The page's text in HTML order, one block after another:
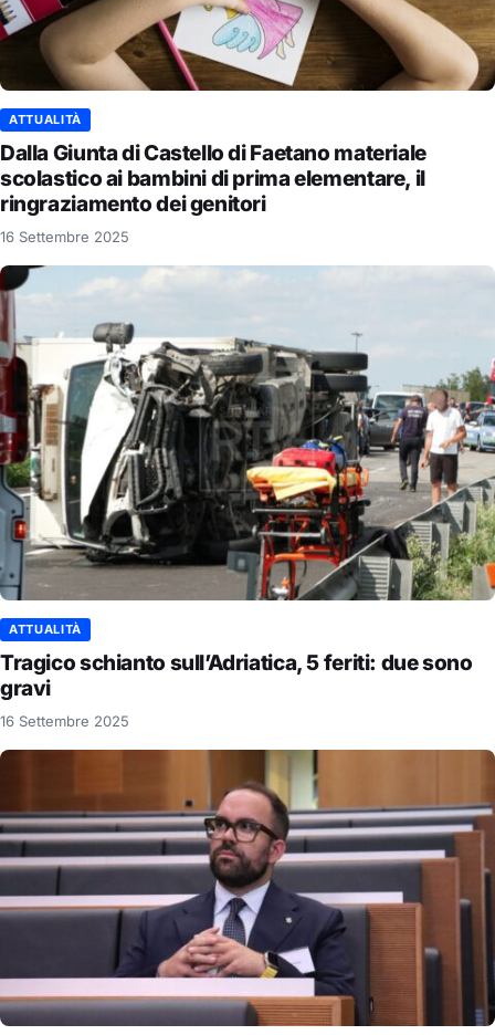
ATTUALITÀ
Dalla Giunta di Castello di Faetano materiale
scolastico ai bambini di prima elementare, il
ringraziamento dei genitori
16 Settembre 2025
ATTUALITÀ
Tragico schianto sull’Adriatica, 5 feriti: due sono
gravi
16 Settembre 2025